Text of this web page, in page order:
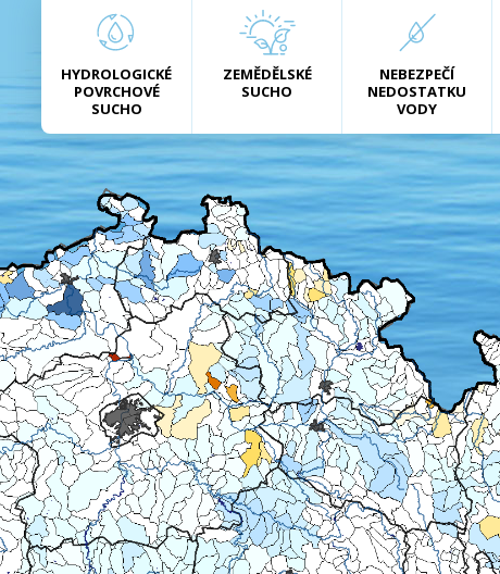
HYDROLOGICKÉ
POVRCHOVÉ
SUCHO
ZEMĚDĚLSKÉ
SUCHO
NEBEZPEČÍ
NEDOSTATKU
VODY